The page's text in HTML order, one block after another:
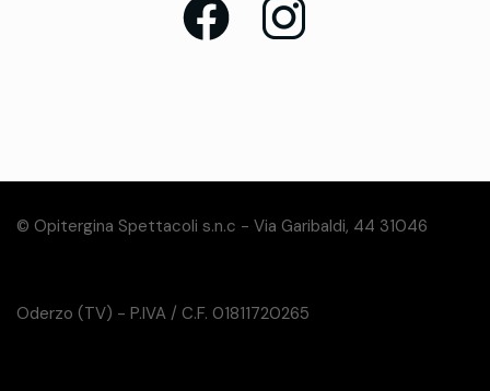
© Opitergina Spettacoli s.n.c - Via Garibaldi, 44 31046
Oderzo (TV) - P.IVA / C.F. 01811720265